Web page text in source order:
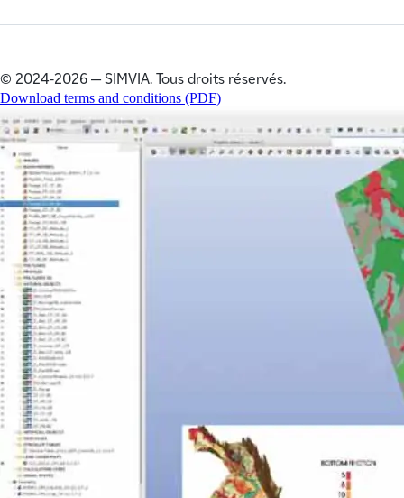
© 2024‑2026 — SIMVIA. Tous droits réservés.
Download terms and conditions (PDF)